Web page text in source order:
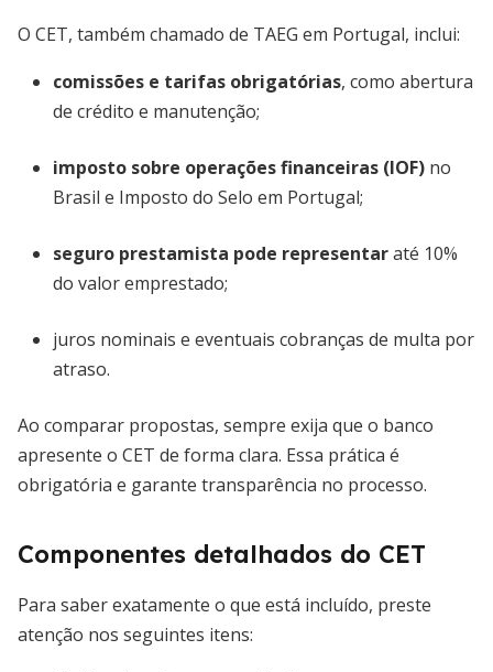
O CET, também chamado de TAEG em Portugal, inclui:
comissões e tarifas obrigatórias, como abertura
de crédito e manutenção;
imposto sobre operações financeiras (IOF) no
Brasil e Imposto do Selo em Portugal;
seguro prestamista pode representaraté 10%
do valor emprestado;
juros nominais e eventuais cobranças de multa por
atraso.
Ao comparar propostas, sempre exija que o banco
apresente o CET de forma clara. Essa prática é
obrigatória e garante transparência no processo.
Componentes detalhados do CET
Para saber exatamente o que está incluído, preste
atenção nos seguintes itens: